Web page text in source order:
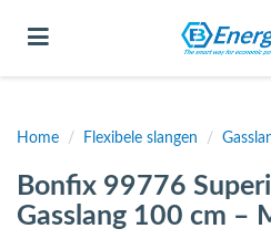
(Bevestigingsmateriaal /
(Buffervaten, hygiene boilers &
(Buizen & leidingen)
Toggle navigation
Home / Flexibele slangen /
Bonfix 99776
Gasslang 100 cm –